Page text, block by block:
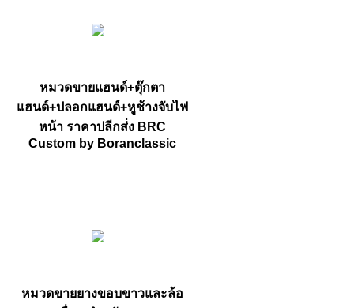
หมวดขายแฮนด์+ตุ๊กตา
แฮนด์+ปลอกแฮนด์+หูช้างจับไฟ
หน้า ราคาปลีกส่่ง BRC
Custom by Boranclassic
หมวดขายยางขอบขาวและล้อ